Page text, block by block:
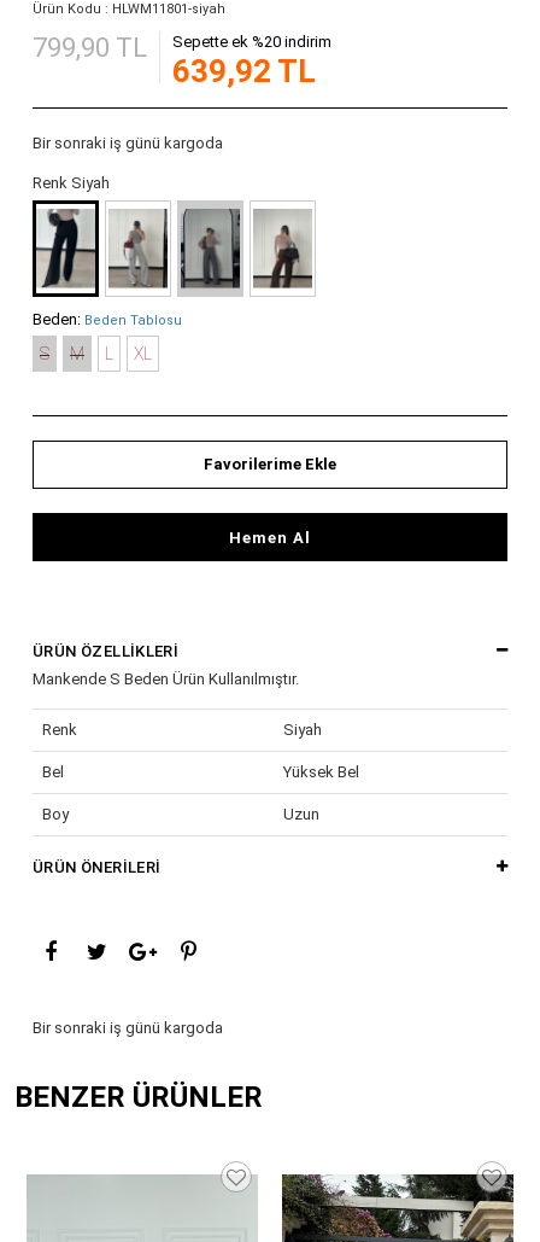
Ürün Kodu : HLWM11801-siyah
799,90 TL Sepette ek %20 indirim
639,92 TL
Bir sonraki iş günü kargoda
Renk Siyah
Beden: Beden Tablosu
S M XL
Favorilerime Ekle
Hemen Al
ÜRÜN ÖZELLIKLERI
Mankende S Beden Ürün Kullanılmıştır.
Renk Siyah
Bel Yüksek Bel
Boy Uzun
Cinsiyet
Kalıp
Yaş Grubu
ÜRÜN ÖNERILERI
Bir sonraki iş günü kargoda
BENZER ÜRÜNLER